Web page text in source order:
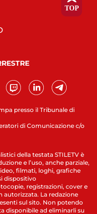
presso il Tribunale di
di Comunicazione c/o
della testata STILETV è
e l’uso, anche parziale,
filmati, loghi, grafiche
dispositivo
registrazioni, cover e
La redazione
sul sito. Non potendo
disponibile ad eliminarli su